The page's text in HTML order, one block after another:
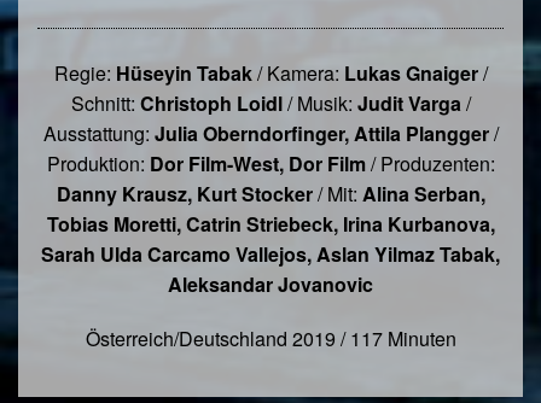
Regie: Hüseyin Tabak/ Kamera: Lukas Gnaiger/
Schnitt: Christoph Loidl/ Musik: Judit Varga/
Ausstattung: Julia Oberndorfinger, Attila Plangger/
Produktion: Dor Film-West, Dor Film/ Produzenten:
Danny Krausz, Kurt Stocker/ Mit: Alina Serban,
Tobias Moretti, Catrin Striebeck, Irina Kurbanova,
Sarah Ulda Carcamo Vallejos, Aslan Yilmaz Tabak,
Aleksandar Jovanovic
Österreich/Deutschland 2019 / 117 Minuten